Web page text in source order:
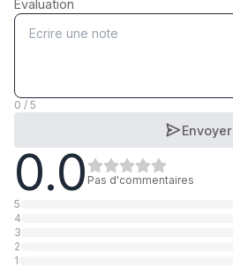
1 Catégorie
8.8 Stahl verzinkt
1 Catégorie
Évaluation
0 / 5
Envoyer
0.0 Pas d'commentaires
5
4
3
2
1